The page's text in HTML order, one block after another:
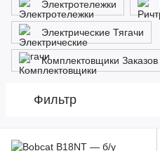
Электротележки
Электрические Тягачи
Комплектовщики Заказов
Фильтр